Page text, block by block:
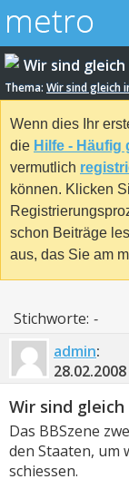
Wir sind gleich
Thema: Wir sind gleich
Wenn dies Ihr
die Hilfe - Häufig
vermutlich
können. Klicken
schon Beiträge
aus, das Sie am
Stichworte: -
admin:
28.02.2008
Wir sind gleich
Das BBSzene
den Staaten, um
schiessen.